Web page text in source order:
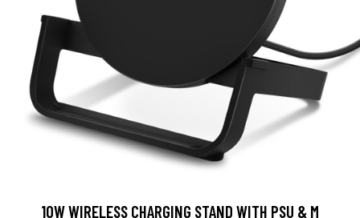
10W WIRELESS CHARGING STAND WITH PSU & M